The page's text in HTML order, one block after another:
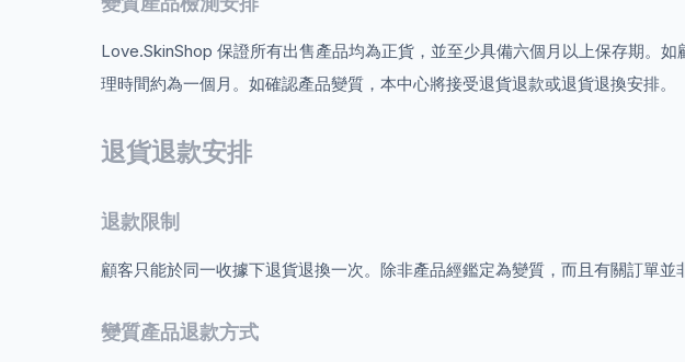
Love.SkinShop 保證所有出售產品均為正貨，並至少具備六個月以上保存期。
理時間約為一個月。如確認產品變質，本中心將接受退貨退款或退貨退換安排。
退貨退款安排
退款限制
顧客只能於同一收據下退貨退換一次。除非產品經鑑定為變質，而且有關訂單
變質產品退款方式